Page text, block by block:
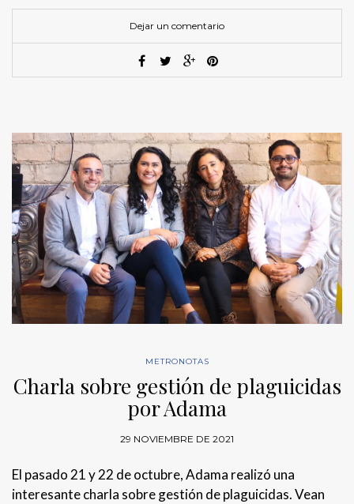
Dejar un comentario
METRONOTAS
Charla sobre gestión de plaguicidas
por Adama
29 NOVIEMBRE DE 2021
El pasado 21 y 22 de octubre, Adama realizó una
interesante charla sobre gestión de plaguicidas. Vean